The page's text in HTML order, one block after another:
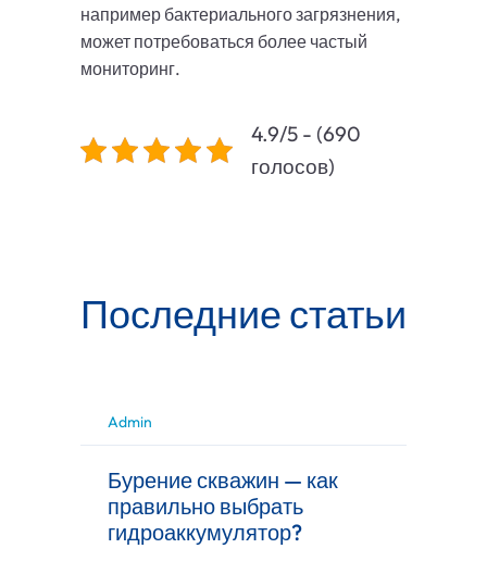
например бактериального загрязнения,
может потребоваться более частый
мониторинг.
4.9/5 - (690
голосов)
Последние статьи
Admin
Бурение скважин — как
правильно выбрать
гидроаккумулятор?